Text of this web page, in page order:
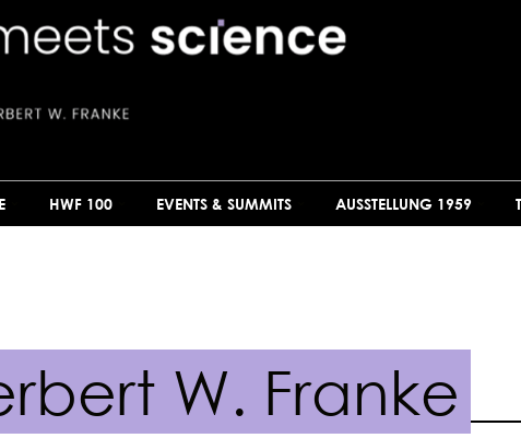
HWF 100 EVENTS & SUMMITS AUSSTELLUNG 1959
W. Franke